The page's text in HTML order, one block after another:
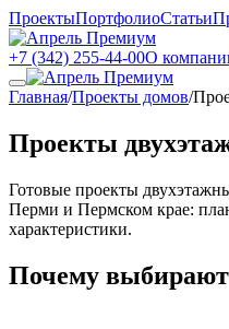
ПроектыПортфолиоСтатьи
+7 (342) 255-44-00О
Главная/Проекты домов/
Проекты
Готовые проекты
Перми и Пермском крае:
характеристики.
Почему